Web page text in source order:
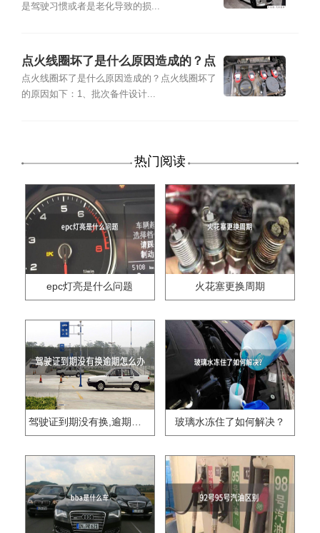
是驾驶习惯或者是老化导致的损...
点火线圈坏了是什么原因造成的？点
火线圈坏了的原因
点火线圈坏了是什么原因造成的？点火线圈坏了
的原因如下：1、批次备件设计...
热门阅读
epc灯亮是什么问题 火花塞更换周期
驾驶证到期没有换,逾期怎么办?? 玻璃水冻住了如何解决？